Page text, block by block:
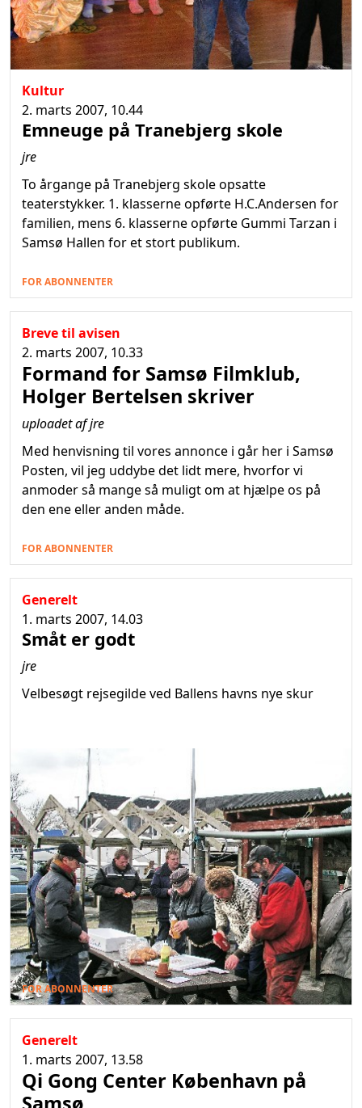
Kultur
2. marts 2007, 10.44
Emneuge på Tranebjerg skole
jre
To årgange på Tranebjerg skole opsatte
teaterstykker. 1. klasserne opførte H.C.Andersen for
familien, mens 6. klasserne opførte Gummi Tarzan i
Samsø Hallen for et stort publikum.
FOR ABONNENTER
Breve til avisen
2. marts 2007, 10.33
Formand for Samsø Filmklub,
Holger Bertelsen skriver
uploadet af jre
Med henvisning til vores annonce i går her i Samsø
Posten, vil jeg uddybe det lidt mere, hvorfor vi
anmoder så mange så muligt om at hjælpe os på
den ene eller anden måde.
FOR ABONNENTER
Generelt
1. marts 2007, 14.03
Småt er godt
jre
Velbesøgt rejsegilde ved Ballens havns nye skur
FOR ABONNENTER
Generelt
1. marts 2007, 13.58
Qi Gong Center København på